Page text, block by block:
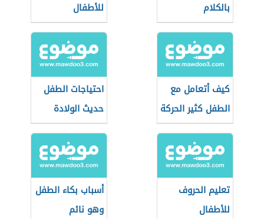
بالكلام
للأطفال
كيف أتعامل مع
الطفل كثير الحركة
احتياجات الطفل
حديث الولادة
تعليم الحروف
للأطفال
أسباب بكاء الطفل
وهو نائم